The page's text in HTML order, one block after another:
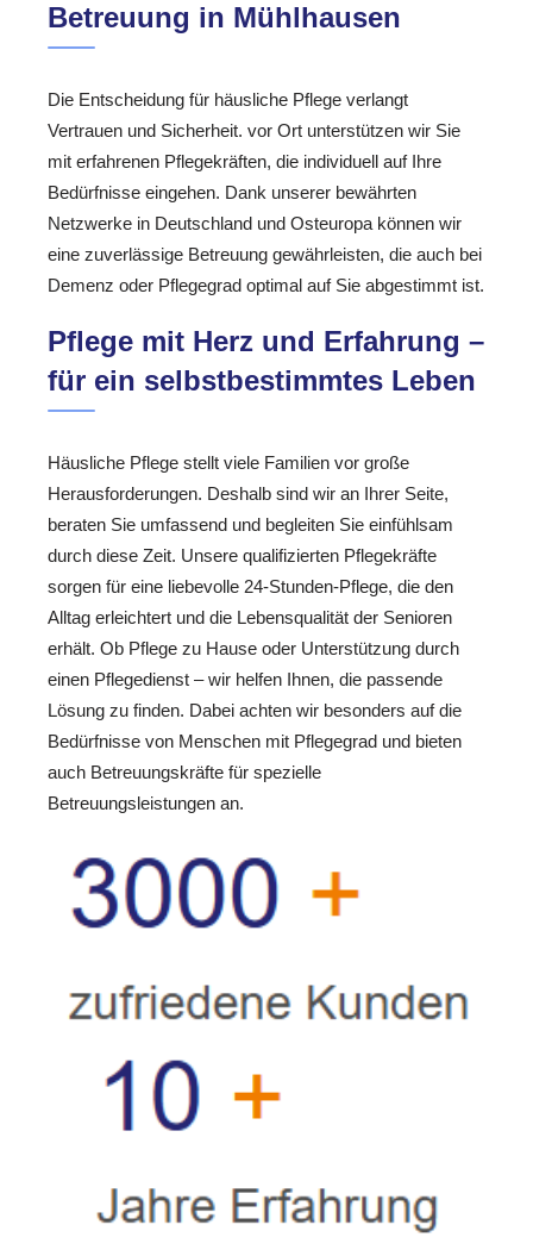
Betreuung in Mühlhausen
Die Entscheidung für häusliche Pflege verlangt
Vertrauen und Sicherheit. vor Ort unterstützen wir Sie
mit erfahrenen Pflegekräften, die individuell auf Ihre
Bedürfnisse eingehen. Dank unserer bewährten
Netzwerke in Deutschland und Osteuropa können wir
eine zuverlässige Betreuung gewährleisten, die auch bei
Demenz oder Pflegegrad optimal auf Sie abgestimmt ist.
Pflege mit Herz und Erfahrung –
für ein selbstbestimmtes Leben
Häusliche Pflege stellt viele Familien vor große
Herausforderungen. Deshalb sind wir an Ihrer Seite,
beraten Sie umfassend und begleiten Sie einfühlsam
durch diese Zeit. Unsere qualifizierten Pflegekräfte
sorgen für eine liebevolle 24-Stunden-Pflege, die den
Alltag erleichtert und die Lebensqualität der Senioren
erhält. Ob Pflege zu Hause oder Unterstützung durch
einen Pflegedienst – wir helfen Ihnen, die passende
Lösung zu finden. Dabei achten wir besonders auf die
Bedürfnisse von Menschen mit Pflegegrad und bieten
auch Betreuungskräfte für spezielle
Betreuungsleistungen an.